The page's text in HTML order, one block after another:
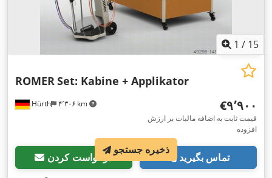
1 / 15
Hürth ۴٬۳۰۶ km
ROMERSet: Kabine + Applikator
‎€۹٬۹۰۰
قیمت ثابت به اضافه مالیات بر ارزش
افزوده
درخواست کردن تماس بگیرید
ذخیره جستجو